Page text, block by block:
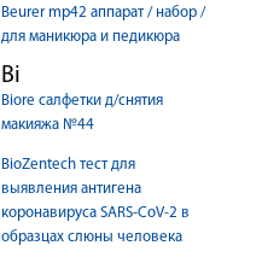
Beurer mp42 аппарат / набор /
для маникюра и педикюра
Bi
Biore салфетки д/снятия
макияжа №44
BioZentech тест для
выявления антигена
коронавируса SARS-CoV-2 в
образцах слюны человека